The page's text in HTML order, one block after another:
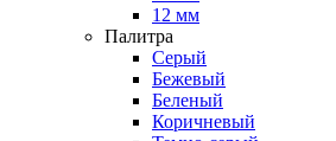
12 мм
Палитра
Серый
Бежевый
Беленый
Коричневый